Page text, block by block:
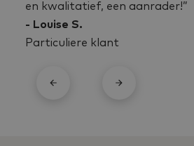
en kwalitatief, een aanrader!”
- Louise S.
Particuliere klant